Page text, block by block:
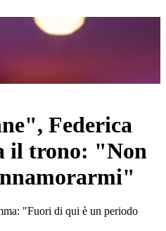
Federica
il trono: "Non
"Fuori di qui è un periodo